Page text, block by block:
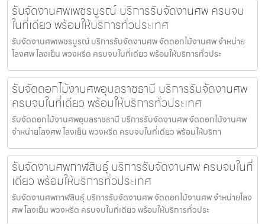
รับจัดงานศพเพชรบูรณ์ บริการรับจัดงานศพ ครบจบ
ในที่เดียว พร้อมให้บริการทั่วประเทศ
รับจัดงานศพเพชรบูรณ์ บริการรับจัดงานศพ จัดดอกไม้งานศพ จำหน่าย
โลงศพ โลงเย็น พวงหรีด ครบจบในที่เดียว พร้อมให้บริการทั่วประ
รับจัดดอกไม้งานศพอุบลราชธานี บริการรับจัดงานศพ
ครบจบในที่เดียว พร้อมให้บริการทั่วประเทศ
รับจัดดอกไม้งานศพอุบลราชธานี บริการรับจัดงานศพ จัดดอกไม้งานศพ
จำหน่ายโลงศพ โลงเย็น พวงหรีด ครบจบในที่เดียว พร้อมให้บริกา
รับจัดงานศพกาฬสินธุ์ บริการรับจัดงานศพ ครบจบในที่
เดียว พร้อมให้บริการทั่วประเทศ
รับจัดงานศพกาฬสินธุ์ บริการรับจัดงานศพ จัดดอกไม้งานศพ จำหน่ายโลง
ศพ โลงเย็น พวงหรีด ครบจบในที่เดียว พร้อมให้บริการทั่วประ